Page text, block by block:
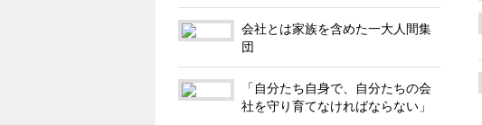
会社とは家族を含めた一大人間集
団
「自分たち自身で、自分たちの会
社を守り育てなければならない」